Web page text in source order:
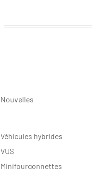
Nouvelles
Véhicules hybrides
VUS
Minifourgonnettes